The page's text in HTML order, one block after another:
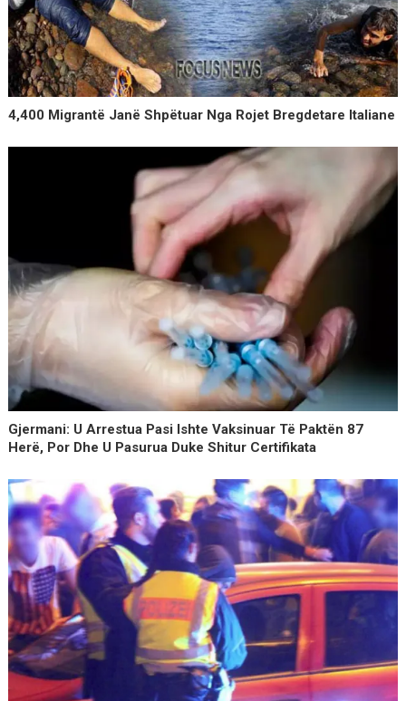
4,400 Migrantë Janë Shpëtuar Nga Rojet Bregdetare Italiane
Gjermani: U Arrestua Pasi Ishte Vaksinuar Të Paktën 87
Herë, Por Dhe U Pasurua Duke Shitur Certifikata